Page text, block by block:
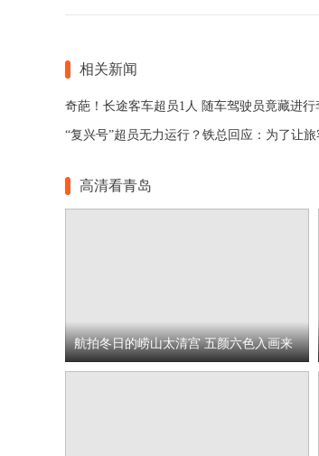
相关新闻
奇葩！长途客车超员1人 随车驾驶员竟藏进行
“复兴号”超员无力运行？铁总回应：为了让
高清看青岛
航拍冬日的崂山太清宫 五颜六色入画来